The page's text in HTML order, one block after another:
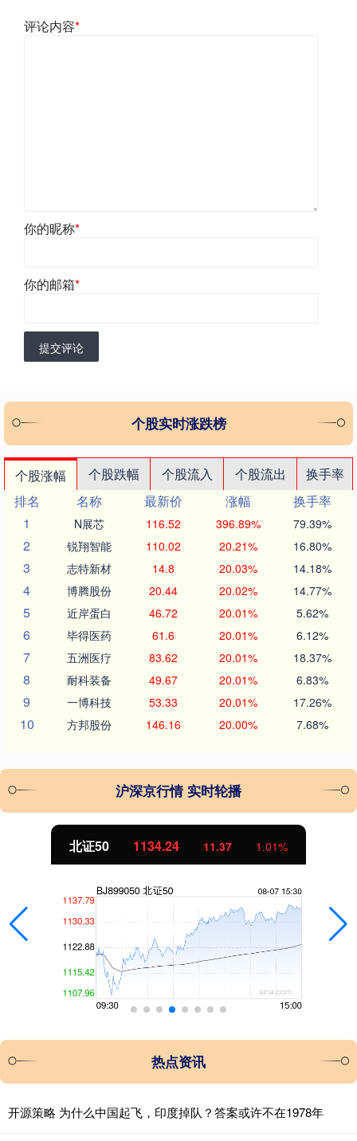
评论内容*
你的昵称*
你的邮箱*
提交评论
个股实时涨跌榜
个股涨幅 个股跌幅 个股流入 个股流出
换手率
排名
名称 最新价 涨幅
换手率
1
N展芯 116.52 396.89% 79.39%
2 锐翔智能 110.02 20.21% 16.80%
3 志特新材 14.8 20.03% 14.18%
4 博腾股份 20.44 20.02% 14.77%
5 近岸蛋白 46.72 20.01% 5.62%
6 毕得医药 61.6 20.01% 6.12%
7 五洲医疗 83.62 20.01% 18.37%
8 耐科装备 49.67 20.01% 6.83%
9 一博科技 53.33 20.01% 17.26%
10 方邦股份 146.16 20.00% 7.68%
沪深京行情 实时轮播
北证50 1134.24 11.37 1.01%
热点资讯
开源策略 为什么中国起飞，印度掉队？答案或许不在1978年